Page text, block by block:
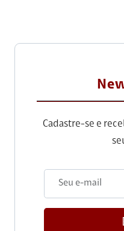
Cadastre-se e